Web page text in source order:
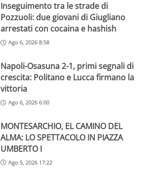
Inseguimento tra le strade di
Pozzuoli: due giovani di Giugliano
arrestati con cocaina e hashish
Ago 6, 2026 8:58
Napoli-Osasuna 2-1, primi segnali di
crescita: Politano e Lucca firmano la
vittoria
Ago 6, 2026 6:00
MONTESARCHIO, EL CAMINO DEL
ALMA: LO SPETTACOLO IN PIAZZA
UMBERTO I
Ago 5, 2026 17:22